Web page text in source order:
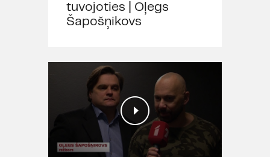
tuvojoties | Oļegs
Šapošņikovs